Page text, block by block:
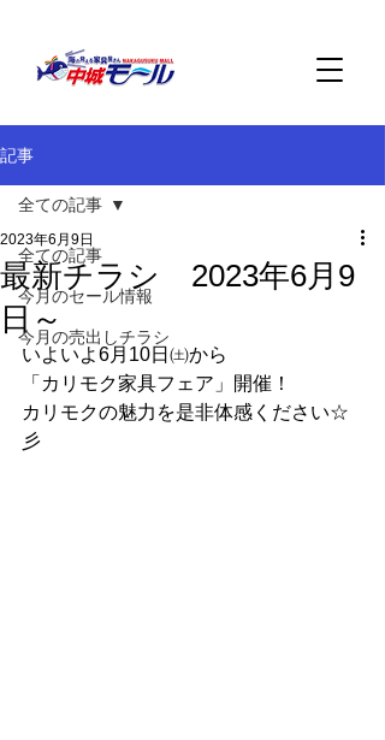
記事
全ての記事
今月のセール情報
今月の売出しチラシ
全ての記事
最新チラシ 2023年6月9
日～
2023年6月9日
いよいよ6月10日㈯から
「カリモク家具フェア」開催！
カリモクの魅力を是非体感ください☆
彡